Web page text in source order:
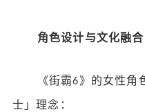
角色设计与文化融合
《街霸6》的女性角
士」理念：